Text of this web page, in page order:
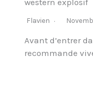
western explosif
Flavien
Avant d’entrer
recommande